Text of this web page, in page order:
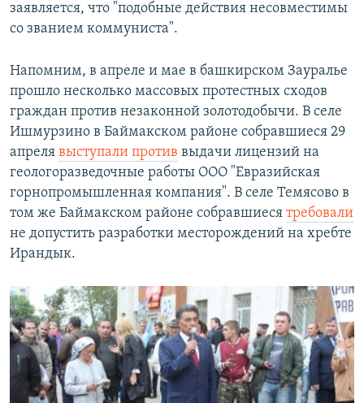
заявляется, что "подобные действия несовместимы
со званием коммуниста".
Напомним, в апреле и мае в башкирском Зауралье
прошло несколько массовых протестных сходов
граждан против незаконной золотодобычи. В селе
Ишмурзино в Баймакском районе собравшиеся 29
апреля выступали против выдачи лицензий на
геологоразведочные работы ООО "Евразийская
горнопромышленная компания". В селе Темясово в
том же Баймакском районе собравшиеся требовали
не допустить разработки месторождений на хребте
Ирандык.